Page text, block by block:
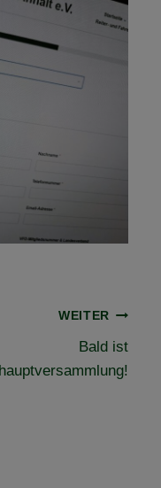
WEITER
Bald ist